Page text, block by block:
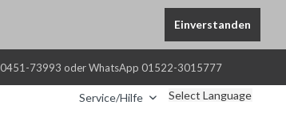
Einverstanden
0451-73993 oder WhatsApp 01522-3015777
Service/Hilfe Select Language